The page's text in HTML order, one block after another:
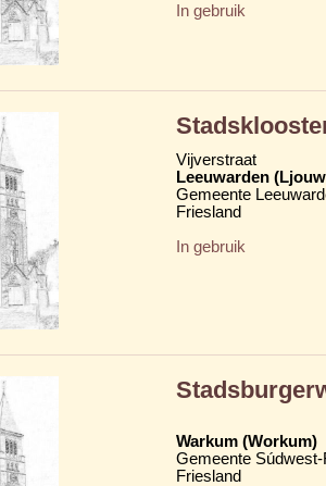
In gebruik
Vijverstraat
Leeuwarden
Gemeente
Friesland
In gebruik
Warkum (Workum)
Gemeente
Friesland